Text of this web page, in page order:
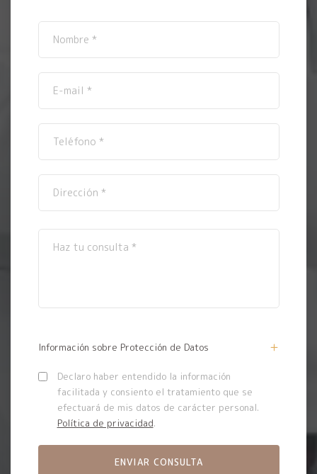
Información sobre Protección de Datos
Declaro haber entendido la información
facilitada y consiento el tratamiento que se
efectuará de mis datos de carácter personal.
Política de privacidad.